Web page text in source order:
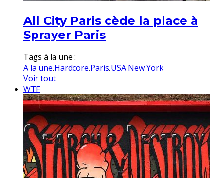
All City Paris cède la place à
Sprayer Paris
Tags à la une :
A la une,Hardcore,Paris,USA,New York
Voir tout
WTF